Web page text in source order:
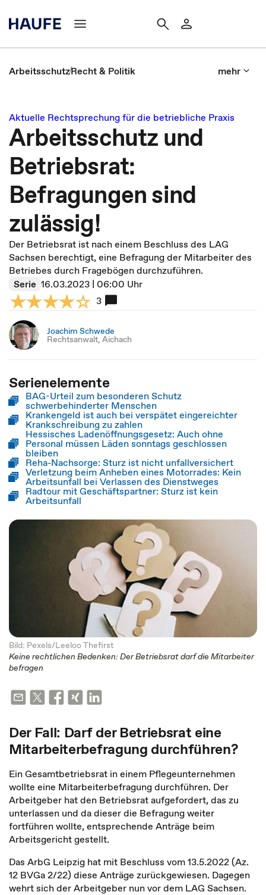
ArbeitsschutzRecht & Politik mehr
Aktuelle Rechtsprechung für die betriebliche Praxis
Arbeitsschutz und
Betriebsrat:
Befragungen sind
zulässig!
Der Betriebsrat ist nach einem Beschluss des LAG
Sachsen berechtigt, eine Befragung der Mitarbeiter des
Betriebes durch Fragebögen durchzuführen.
Serie 16.03.2023 | 06:00 Uhr
3
Joachim Schwede
Rechtsanwalt, Aichach
Serienelemente
BAG-Urteil zum besonderen Schutz
schwerbehinderter Menschen
Krankengeld ist auch bei verspätet eingereichter
Krankschreibung zu zahlen
Hessisches Ladenöffnungsgesetz: Auch ohne
Personal müssen Läden sonntags geschlossen
bleiben
Reha-Nachsorge: Sturz ist nicht unfallversichert
Verletzung beim Anheben eines Motorrades: Kein
Arbeitsunfall bei Verlassen des Dienstweges
Radtour mit Geschäftspartner: Sturz ist kein
Arbeitsunfall
Bild: Pexels/Leeloo Thefirst
Keine rechtlichen Bedenken: Der Betriebsrat darf die Mitarbeiter
befragen
Der Fall: Darf der Betriebsrat eine
Mitarbeiterbefragung durchführen?
Ein Gesamtbetriebsrat in einem Pflegeunternehmen
wollte eine Mitarbeiterbefragung durchführen. Der
Arbeitgeber hat den Betriebsrat aufgefordert, das zu
unterlassen und da dieser die Befragung weiter
fortführen wollte, entsprechende Anträge beim
Arbeitsgericht gestellt.
Das ArbG Leipzig hat mit Beschluss vom 13.5.2022 (Az.
12 BVGa 2/22) diese Anträge zurückgewiesen. Dagegen
wehrt sich der Arbeitgeber nun vor dem LAG Sachsen.